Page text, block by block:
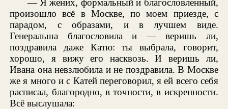
произошло всё в Москве, по моем приезде, с
парадом, с образами, и в лучшем виде.
Генеральша благословила и — веришь ли,
поздравила даже Катю: ты выбрала, говорит,
хорошо, я вижу его насквозь. И веришь ли,
Ивана она невзлюбила и не поздравила. В Москве
же я много и с Катей переговорил, я ей всего себя
расписал, благородно, в точности, в искренности.
Всё выслушала: